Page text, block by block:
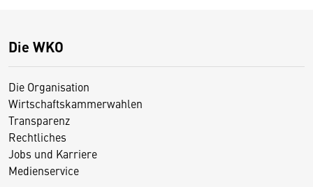
Die WKO
Die Organisation
Wirtschaftskammerwahlen
Transparenz
Rechtliches
Jobs und Karriere
Medienservice